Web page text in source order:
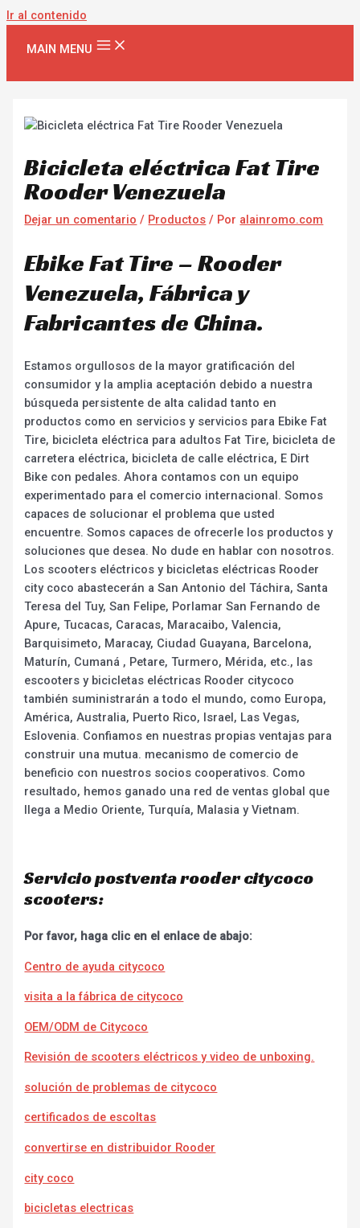
Ir al contenido
MAIN MENU
Bicicleta eléctrica Fat Tire
Rooder Venezuela
Dejar un comentario / Productos / Por alainromo.com
Ebike Fat Tire – Rooder
Venezuela, Fábrica y
Fabricantes de China.
Estamos orgullosos de la mayor gratificación del
consumidor y la amplia aceptación debido a nuestra
búsqueda persistente de alta calidad tanto en
productos como en servicios y servicios para Ebike Fat
Tire, bicicleta eléctrica para adultos Fat Tire, bicicleta de
carretera eléctrica, bicicleta de calle eléctrica, E Dirt
Bike con pedales. Ahora contamos con un equipo
experimentado para el comercio internacional. Somos
capaces de solucionar el problema que usted
encuentre. Somos capaces de ofrecerle los productos y
soluciones que desea. No dude en hablar con nosotros.
Los scooters eléctricos y bicicletas eléctricas Rooder
city coco abastecerán a San Antonio del Táchira, Santa
Teresa del Tuy, San Felipe, Porlamar San Fernando de
Apure, Tucacas, Caracas, Maracaibo, Valencia,
Barquisimeto, Maracay, Ciudad Guayana, Barcelona,
Maturín, Cumaná , Petare, Turmero, Mérida, etc., las
escooters y bicicletas eléctricas Rooder citycoco
también suministrarán a todo el mundo, como Europa,
América, Australia, Puerto Rico, Israel, Las Vegas,
Eslovenia. Confiamos en nuestras propias ventajas para
construir una mutua. mecanismo de comercio de
beneficio con nuestros socios cooperativos. Como
resultado, hemos ganado una red de ventas global que
llega a Medio Oriente, Turquía, Malasia y Vietnam.
Servicio postventa rooder citycoco
scooters:
Por favor, haga clic en el enlace de abajo:
Centro de ayuda citycoco
visita a la fábrica de citycoco
OEM/ODM de Citycoco
Revisión de scooters eléctricos y video de unboxing.
solución de problemas de citycoco
certificados de escoltas
convertirse en distribuidor Rooder
city coco
bicicletas electricas